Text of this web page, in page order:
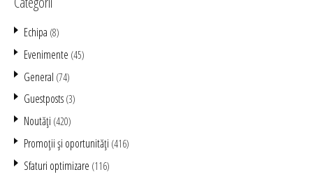
Echipa (8)
Evenimente (45)
General (74)
Guestposts (3)
Noutăţi (420)
Promoţii şi oportunităţi (416)
Sfaturi optimizare (116)